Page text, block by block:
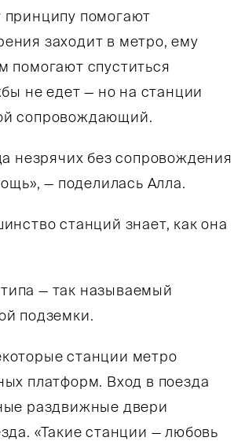
принципу помогают
заходит в метро, ему
помогают спуститься
не едет — но на станции
сопровождающий.
незрячих без сопровождения
— поделилась Алла.
станций знает, как она
— так называемый
подземки.
станции метро
платформ. Вход в поезда
раздвижные двери
«Такие станции — любовь